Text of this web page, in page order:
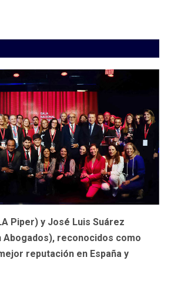
Piper) y José Luis Suárez
Abogados), reconocidos como
reputación en España y